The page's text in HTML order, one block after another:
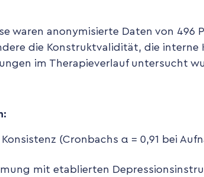
waren anonymisierte Daten von 496
die Konstruktvalidität, die interne
im Therapieverlauf untersucht
(Cronbachs α = 0,91 bei
mit etablierten